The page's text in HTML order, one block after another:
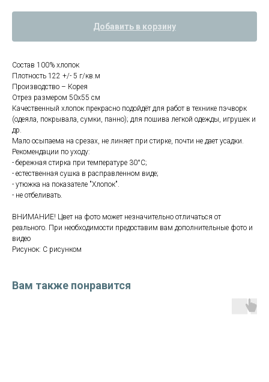
Добавить в корзину
Состав 100% хлопок
Плотность 122 +/- 5 г/кв.м
Производство – Корея
Отрез размером 50х55 см
Качественный хлопок прекрасно подойдёт для работ в технике пэчворк
(одеяла, покрывала, сумки, панно); для пошива легкой одежды, игрушек и
др.
Мало осыпаема на срезах, не линяет при стирке, почти не дает усадки.
Рекомендации по уходу:
- бережная стирка при температуре 30°С;
- естественная сушка в расправленном виде;
- утюжка на показателе "Хлопок".
- не отбеливать.
ВНИМАНИЕ! Цвет на фото может незначительно отличаться от
реального. При необходимости предоставим вам дополнительные фото и
видео
Рисунок: С рисунком
Вам также понравится